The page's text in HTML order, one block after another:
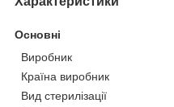
Основні
Виробник
Країна виробник
Вид стерилізації